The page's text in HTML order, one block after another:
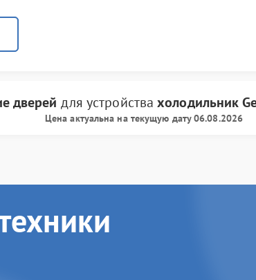
дверей для устройствахолодильник
Цена актуальна на текущую дату 06.08.2026